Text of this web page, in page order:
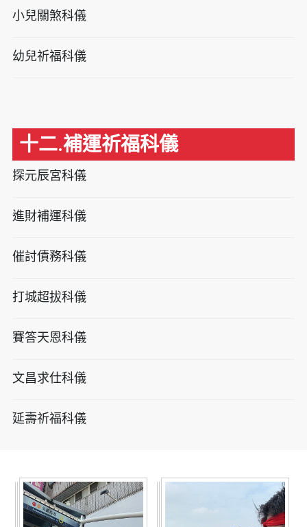
小兒關煞科儀
幼兒祈福科儀
十二.補運祈福科儀
探元辰宮科儀
進財補運科儀
催討債務科儀
打城超拔科儀
賽答天恩科儀
文昌求仕科儀
延壽祈福科儀